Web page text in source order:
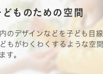
どものための空間
のデザインなどを子ども目線
もがわくわくするような空
す。